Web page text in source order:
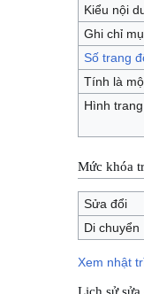
Kiểu nội
Ghi chỉ
Số trang
Tính là
Hình trang
Mức khóa
Sửa đổi
Di chuyển
Xem nhật